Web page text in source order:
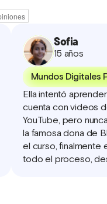
Sofia
15 años
Mundos Digitales
Ella intentó
cuenta con videos
YouTube, pero
la famosa dona de
el curso, finalmente
todo el proceso,